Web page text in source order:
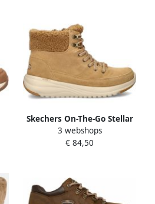
Skechers On-The-Go Stellar
Winterize 144770-BRN
Vrouwen Bruin Laarzen
3 webshops
€ 84,50